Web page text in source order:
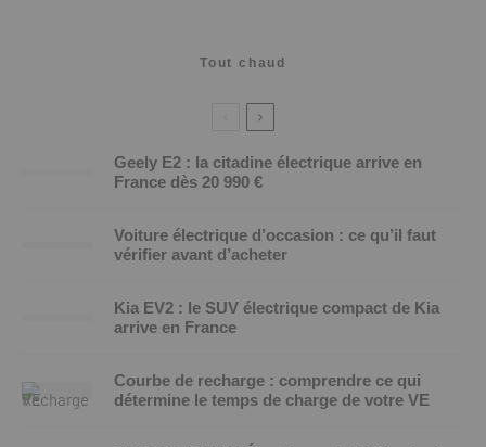
Tout chaud
Geely E2 : la citadine électrique arrive en
France dès 20 990 €
Voiture électrique d’occasion : ce qu’il faut
vérifier avant d’acheter
Kia EV2 : le SUV électrique compact de Kia
arrive en France
Courbe de recharge : comprendre ce qui
détermine le temps de charge de votre VE